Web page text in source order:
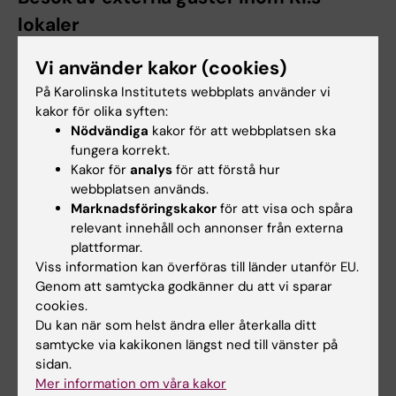
lokaler
Du har ansvar för ditt besök så länge det
pågår.
Ta emot din externa besökare och följ
med besöket hela vägen ut.
Vid pågående brott (akut situation)
Ring 112 om du är
utsatt för brott eller
ser ett pågående brott, som exempelvis
misstänkt stöld, inbrott eller misshandel.
Om en obehörig person blir hotfull, försök
behålla lugnet och hålla dig på avstånd.
Om det är möjligt, påkalla
uppmärksamhet via kollegor eller
Vi använder kakor (cookies)
På Karolinska Institutets webbplats använder vi
kakor för olika syften:
Nödvändiga kakor för att webbplatsen ska
fungera korrekt.
Kakor för analys för att förstå hur
webbplatsen används.
Marknadsföringskakor för att visa och spåra
relevant innehåll och annonser från externa
plattformar.
Viss information kan överföras till länder utanför EU.
Genom att samtycka godkänner du att vi sparar
cookies.
Du kan när som helst ändra eller återkalla ditt
samtycke via kakikonen längst ned till vänster på
sidan.
Mer information om våra kakor